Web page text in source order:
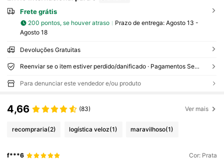
Frete grátis
200 pontos, se houver atraso Prazo de entrega: Agosto 13 -
Agosto 18
Devoluções Gratuitas
Reenviar se o item estiver perdido/danificado · Pagamentos Seguros · Proteção de privacidade
Para denunciar este vendedor e/ou produto
4,66 (83) Ver mais
recompraria(2) logística veloz(1) maravilhoso(1)
f***6 Cor: Prata